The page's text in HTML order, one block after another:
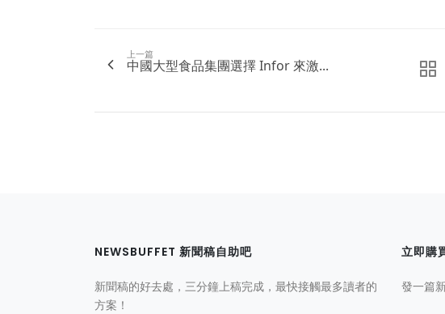
上一篇
中國大型食品集團選擇 Infor 來激...
NEWSBUFFET 新聞稿自助吧
新聞稿的好去處，三分鐘上稿完成，最快接觸最多讀者的
方案！
立即購
發一篇